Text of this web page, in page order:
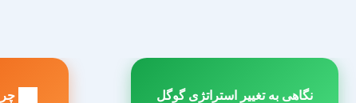
راهبری
نگاهی به تغییر استراتژی گوگل